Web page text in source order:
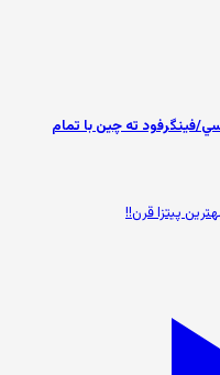
فينگرفود ته چين با تمام